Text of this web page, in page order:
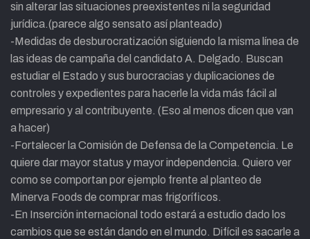
sin alterar las situaciones preexistentes ni la seguridad
jurídica.(parece algo sensato así planteado)
-Medidas de desburocratización siguiendo la misma línea de
las ideas de campaña del candidato A. Delgado. Buscan
estudiar el Estado y sus burocracias y duplicaciones de
controles y expedientes para hacerle la vida más fácil al
empresario y al contribuyente. (Eso al menos dicen que van
a hacer)
-Fortalecer la Comisión de Defensa de la Competencia. Le
quiere dar mayor status y mayor independencia. Quiero ver
como se comportan por ejemplo frente al planteo de
Minerva Foods de comprar mas frigoríficos.
-En Inserción internacional todo estará a estudio dado los
cambios que se están dando en el mundo. Difícil es sacarle a